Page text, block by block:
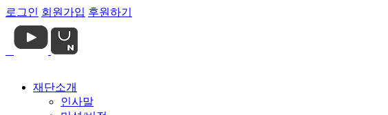
로그인 회원가입 후원하기
재단소개
인사말